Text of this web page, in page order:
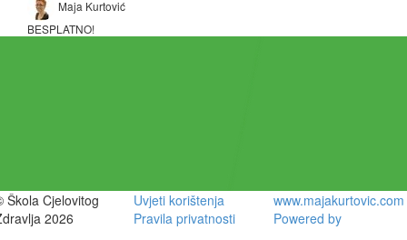
Maja Kurtović
BESPLATNO!
Škola Cjelovitog
2026
Uvjeti korištenja
Pravila privatnosti
www.majakurtovic.com
Powered by